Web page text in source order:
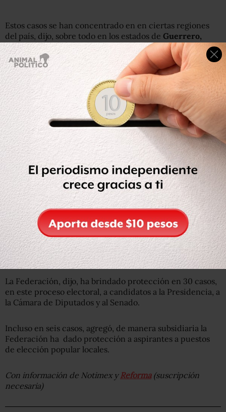
Estos casos se han concentrado en en ciertas regiones
del país, dijo, sobre todo en los estados de Guerrero,
Guanajuato y Jalisco.
“En el nivel federal no hay un sólo incidente que haya
surgido, y menos aún, el asesinato de algún aspirante o
candidato (federal) a cargo de elección popular alguno” ,
dijo Navarrete Prida.
La Federación, dijo, ha brindado protección en 30 casos,
en este proceso electoral, a candidatos a la Presidencia, a
la Cámara de Diputados y al Senado.
Incluso en seis casos, agregó, de manera subsidiaria la
Federación ha dado protección a aspirantes a puestos
de elección popular locales.
Con información de Notimex y Reforma(suscripción
necesaria)